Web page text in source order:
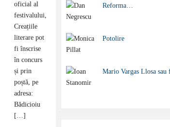
oficial al
festivalului, www.romeojulietalamizil.ro.
Creațiile
literare pot
fi înscrise
în concurs
și prin
poștă, pe
adresa:
Bădicioiu
[…]
Reforma…
Potolire
Mario Vargas Llosa